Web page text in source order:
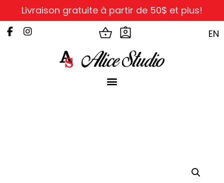
Livraison gratuite à partir de 50$ et plus!
EN